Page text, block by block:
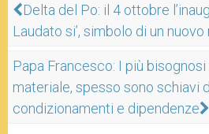
Delta del Po: il 4 ottobre
Laudato si’, simbolo di un
Papa Francesco: I più
materiale, spesso sono schiavi
condizionamenti e dipendenze